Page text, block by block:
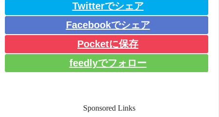
Twitterでシェア
Facebookでシェア
Pocketに保存
feedlyでフォロー
Sponsored Links